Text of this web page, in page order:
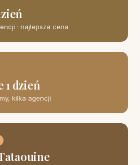
· najlepsza cena
1 dzień
kilka agencji